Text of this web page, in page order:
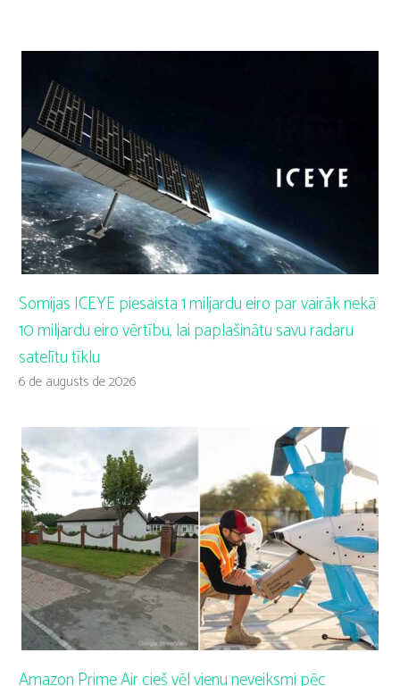
Somijas ICEYE piesaista 1 miljardu eiro par vairāk nekā
10 miljardu eiro vērtību, lai paplašinātu savu radaru
satelītu tīklu
6 de augusts de 2026
Amazon Prime Air cieš vēl vienu neveiksmi pēc